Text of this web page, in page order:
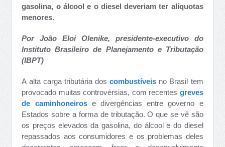
gasolina, o álcool e o diesel deveriam ter alíquotas
menores.
Por João Eloi Olenike, presidente-executivo do
Instituto Brasileiro de Planejamento e Tributação
(IBPT)
A alta carga tributária doscombustíveis no Brasil tem
provocado muitas controvérsias, com recentes greves
de caminhoneirose divergências entre governo e
Estados sobre a forma de tributação. O que se vê são
os preços elevados da gasolina, do álcool e do diesel
repassados aos consumidores e os problemas deles